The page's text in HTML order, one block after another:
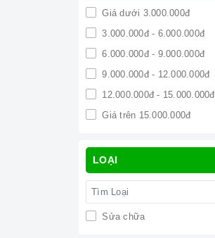
Giá dưới 3.000.000đ
3.000.000đ - 6.000.000đ
6.000.000đ - 9.000.000đ
9.000.000đ - 12.000.000đ
12.000.000đ - 15.000.000đ
Giá trên 15.000.000đ
LOẠI
Sửa chữa